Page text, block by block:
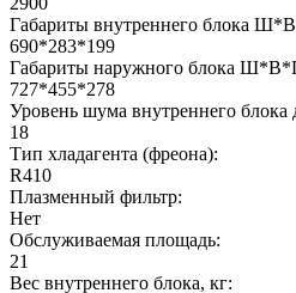
Габариты внутреннего блока
690*283*199
Габариты наружного блока
727*455*278
Уровень шума внутреннего блока
18
Тип хладагента (фреона):
R410
Плазменный фильтр:
Нет
Обслуживаемая площадь:
21
Вес внутреннего блока, кг: